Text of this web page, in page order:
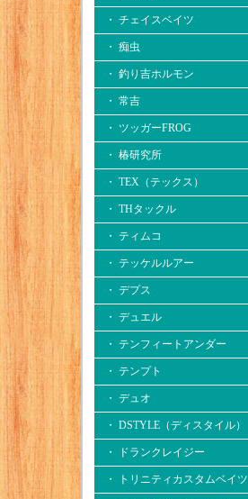
・ チェイスベイツ
・ 痴虫
・ 釣り吉ホルモン
・ 常吉
・ ツッガーFROG
・ 椿研究所
・ TEX（テックス）
・ THタックル
・ ティムコ
・ テッケルルアー
・ デプス
・ デュエル
・ テンフィートアンダー
・ テンプト
・ デュオ
・ DSTYLE（ディスタイル）
・ ドランクレイジー
・ トリニティカスタムベイツ